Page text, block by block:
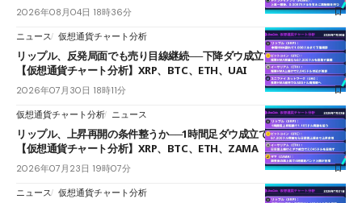
2026年08月04日 18時36分
ニュース 仮想通貨チャート分析
リップル、反発局面でも売り目線継続──下降ダウ成立で下値追う展開
【仮想通貨チャート分析】XRP、BTC、ETH、UAI
2026年07月30日 18時11分
仮想通貨チャート分析 ニュース
リップル、上昇再開の条件整うか──1時間足ダウ成立で1.185ドルを狙う
【仮想通貨チャート分析】XRP、BTC、ETH、ZAMA
2026年07月23日 19時07分
ニュース 仮想通貨チャート分析